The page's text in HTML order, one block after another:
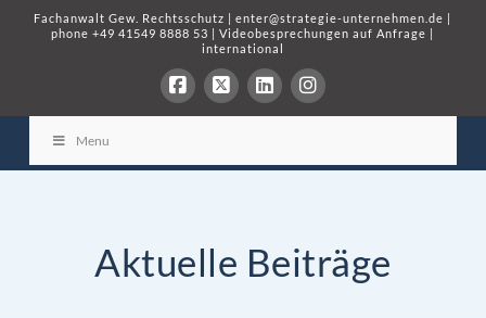
Fachanwalt Gew. Rechtsschutz |enter@strategie-unternehmen.de |
phone+49 41549 8888 53 |Videobesprechungen auf Anfrage |
international
Menu
Aktuelle Beiträge